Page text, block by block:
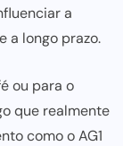
a
a longo prazo.
ou para o
que realmente
como o AG1